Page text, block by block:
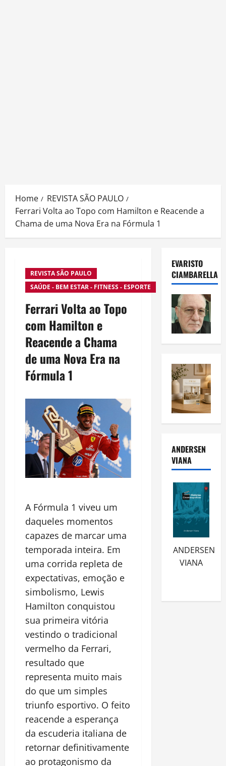
Home
REVISTA SÃO PAULO
Ferrari Volta ao Topo com Hamilton e Reacende a
Chama de uma Nova Era na Fórmula 1
REVISTA SÃO PAULO
SAÚDE - BEM ESTAR - FITNESS - ESPORTE
Ferrari Volta ao Topo
com Hamilton e
Reacende a Chama
de uma Nova Era na
Fórmula 1
A Fórmula 1 viveu um
daqueles momentos
capazes de marcar uma
temporada inteira. Em
uma corrida repleta de
expectativas, emoção e
simbolismo, Lewis
Hamilton conquistou
sua primeira vitória
vestindo o tradicional
vermelho da Ferrari,
resultado que
representa muito mais
do que um simples
triunfo esportivo. O feito
reacende a esperança
da escuderia italiana de
retornar definitivamente
ao protagonismo da
EVARISTO
CIAMBARELLA
ANDERSEN
VIANA
ANDERSEN
VIANA